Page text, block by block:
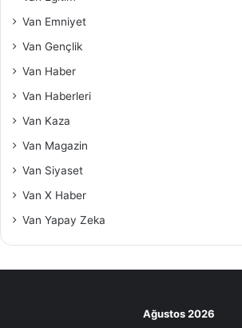
Van Emniyet
Van Gençlik
Van Haber
Van Haberleri
Van Kaza
Van Magazin
Van Siyaset
Van X Haber
Van Yapay Zeka
Ağustos 2026